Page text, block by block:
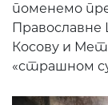
поменемо
Православне
Косову и
«страшном